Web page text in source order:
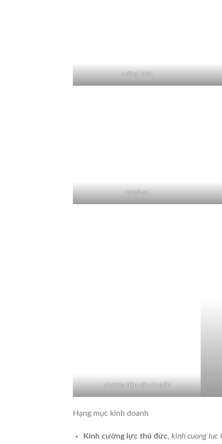
xưởng kính
cơ sở sx
phương tiện vận chuyển
Hạng mục kinh doanh
Kính cường lực thủ đức, kinh cuong luc